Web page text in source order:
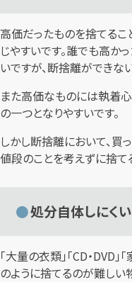
高価だったものを捨てるこ
じやすいです。誰でも高か
いですが、断捨離ができな
また高価なものには執着
の一つとなりやすいです。
しかし断捨離において、買
値段のことを考えずに捨て
処分自体しにく
「大量の衣類」「CD・DVD」
のように捨てるのが難しい